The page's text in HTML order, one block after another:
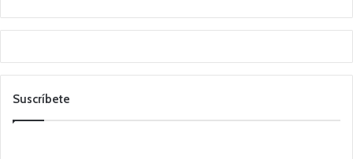
Suscríbete